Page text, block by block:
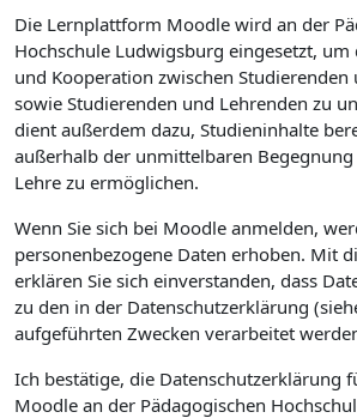
Die Lernplattform Moodle wird an der
Hochschule Ludwigsburg eingesetzt,
und Kooperation zwischen
sowie Studierenden und Lehrenden zu
dient außerdem dazu, Studieninhalte
außerhalb der unmittelbaren
Lehre zu ermöglichen.
Wenn Sie sich bei Moodle anmelden,
personenbezogene Daten erhoben. Mit
erklären Sie sich einverstanden, dass
zu den in der Datenschutzerklärung
aufgeführten Zwecken verarbeitet
Ich bestätige, die Datenschutzerklärung
Moodle an der Pädagogischen